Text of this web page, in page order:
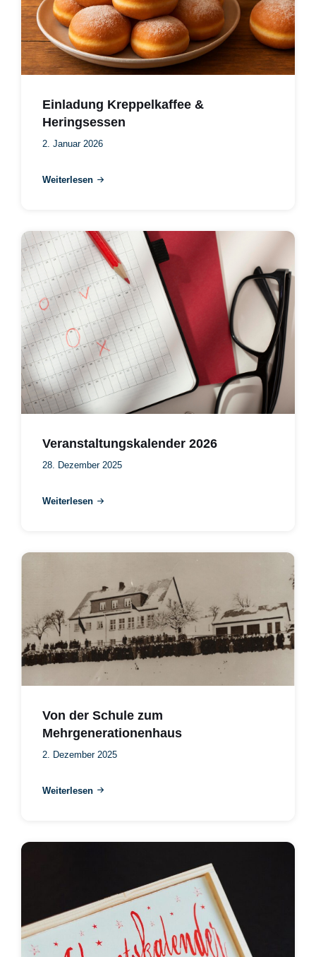
Einladung Kreppelkaffee &
Heringsessen
2. Januar 2026
Weiterlesen
Veranstaltungskalender 2026
28. Dezember 2025
Weiterlesen
Von der Schule zum
Mehrgenerationenhaus
2. Dezember 2025
Weiterlesen